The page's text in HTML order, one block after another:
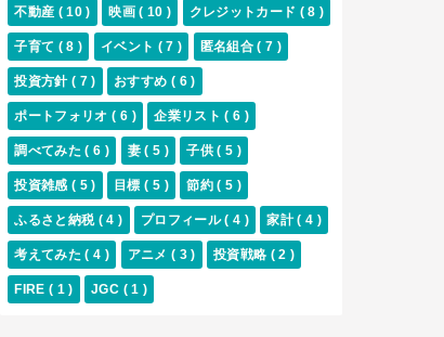
不動産 ( 10 ) 映画( 10 ) クレジットカード ( 8 )
子育て ( 8 ) イベント ( 7 ) 匿名組合( 7 )
投資方針( 7 ) おすすめ ( 6 )
ポートフォリオ( 6 ) 企業リスト( 6 )
調べてみた( 6 ) 妻( 5 ) 子供( 5 )
投資雑感( 5 ) 目標( 5 ) 節約( 5 )
ふるさと納税 ( 4 ) プロフィール( 4 ) 家計( 4 )
考えてみた( 4 ) アニメ ( 3 ) 投資戦略 ( 2 )
FIRE( 1 ) JGC ( 1 )